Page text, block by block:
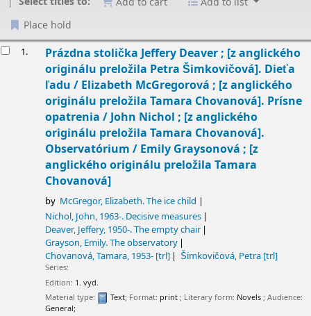
Place hold
1. Prázdna stolička Jeffery Deaver ; [z anglického
originálu preložila Petra Šimkovičová]. Dieťa
ľadu / Elizabeth McGregorová ; [z anglického
originálu preložila Tamara Chovanová]. Prísne
opatrenia / John Nichol ; [z anglického
originálu preložila Tamara Chovanová].
Observatórium / Emily Graysonová ; [z
anglického originálu preložila Tamara
Chovanová]
by McGregor, Elizabeth. The ice child
Nichol, John, 1963-. Decisive measures
Deaver, Jeffery, 1950-. The empty chair
Grayson, Emily. The observatory
Chovanová, Tamara, 1953-[trl] Šimkovičová, Petra [trl]
Series:
Edition: 1. vyd.
Material type:
Text; Format: print; Literary form: Novels; Audience:
General;